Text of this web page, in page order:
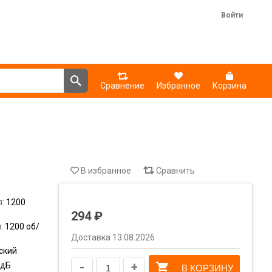
Войти
Сравнение Избранное Корзина
1200
1200 об/
В избранное Сравнить
294 ₽
Доставка 13.08.2026
- + В КОРЗИНУ